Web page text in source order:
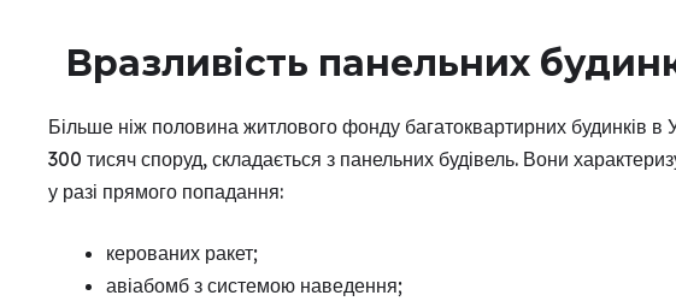
Вразливість панельних
Більше ніж половина житлового фонду багатоквартирних будинків в
300 тисяч споруд, складається з панельних будівель. Вони
у разі прямого попадання:
керованих ракет;
авіабомб з системою наведення;